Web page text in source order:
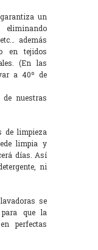
un
además
en tejidos
(En las
a 40º de
nuestras
de limpieza
limpia y
días. Así
ni
se
que la
perfectas